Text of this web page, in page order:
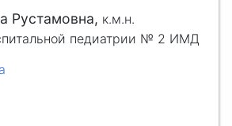
Рустамовна, к.м.н.
педиатрии № 2 ИМД